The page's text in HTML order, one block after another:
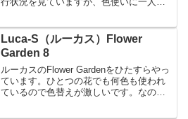
つかはオリジナリティが出せるようにな
りたいです。
Luca-S（ルーカス）Flower
Garden 8
ルーカスのFlower Gardenをひたすらやっ
ています。ひとつの花でも何色も使われ
ているので色替えが激しいです。なので